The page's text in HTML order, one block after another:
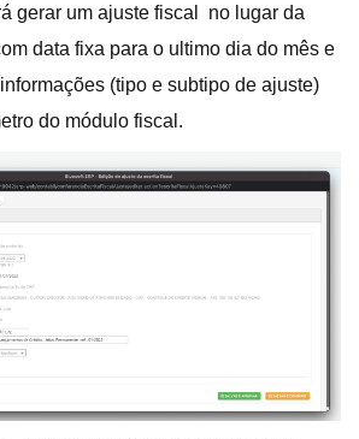
gerar um ajuste fiscal no lugar da
data fixa para o ultimo dia do mês e
(tipo e subtipo de ajuste)
do módulo fiscal.